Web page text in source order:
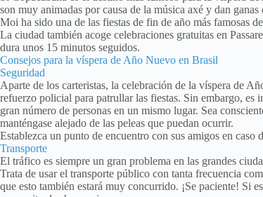
son muy animadas por causa de la música axé y dan
Moi ha sido una de las fiestas de fin de año más famosas
La ciudad también acoge celebraciones gratuitas en
dura unos 15 minutos seguidos.
Consejos para la víspera de Año Nuevo en Brasil
Seguridad
Aparte de los carteristas, la celebración de la víspera de
refuerzo policial para patrullar las fiestas. Sin embargo, es
gran número de personas en un mismo lugar. Sea
manténgase alejado de las peleas que puedan ocurrir.
Establezca un punto de encuentro con sus amigos en caso
Transporte
El tráfico es siempre un gran problema en las grandes
Trata de usar el transporte público con tanta frecuencia
que esto también estará muy concurrido. ¡Se paciente! Si